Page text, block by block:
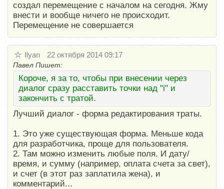
создал перемещение с началом на сегодня. Жму
внести и вообще ничего не происходит.
Перемещение не совершается
Ilyan 22 октября 2014 09:17
Павел Пишет:
Короче, я за то, чтобы при внесении через
диалог сразу расставить точки над "i" и
закончить с тратой.
Лучший диалог - форма редактирования траты.
1. Это уже существующая форма. Меньше кода
для разработчика, проще для пользователя.
2. Там можно изменить любые поля. И дату/
время, и сумму (например, оплата счета за свет),
и счет (в этот раз заплатила жена), и
комментарий...